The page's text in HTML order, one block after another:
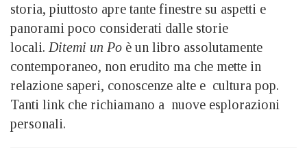
storia, piuttosto apre tante finestre su aspetti e
panorami poco considerati dalle storie
locali. Ditemi un Po è un libro assolutamente
contemporaneo, non erudito ma che mette in
relazione saperi, conoscenze alte e cultura pop.
Tanti link che richiamano a nuove esplorazioni
personali.